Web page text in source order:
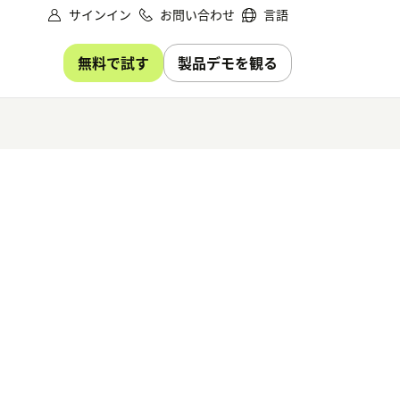
サインイン お問い合わせ 言語
無料で試す 製品デモを観る